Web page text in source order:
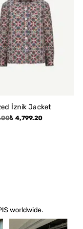
İznik Jacket
₺ 4,799.20
worldwide.